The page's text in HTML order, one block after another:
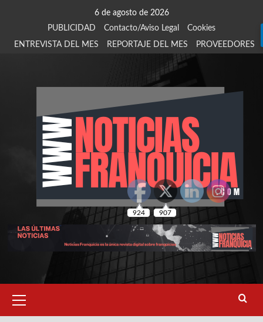
6 de agosto de 2026
PUBLICIDAD
Contacto/Aviso Legal
Cookies
ENTREVISTA DEL MES
REPORTAJE DEL MES PROVEEDORES
primario
907